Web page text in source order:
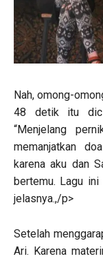
Nah, omong-
48 detik itu
“Menjelang
memanjatkan
karena aku dan
bertemu. Lagu
jelasnya.,/p>
Setelah
Ari. Karena